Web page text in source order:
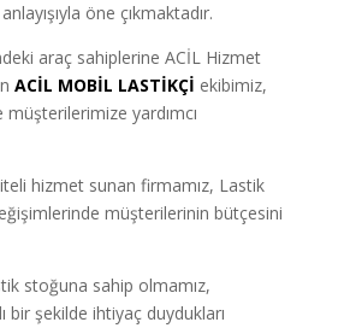
öne çıkmaktadır.
araç sahiplerine ACİL Hizmet
ACİL MOBİL LASTİKÇİ ekibimiz,
yardımcı
hizmet sunan firmamız, Lastik
müşterilerinin bütçesini
stoğuna sahip olmamız,
bir şekilde ihtiyaç duydukları